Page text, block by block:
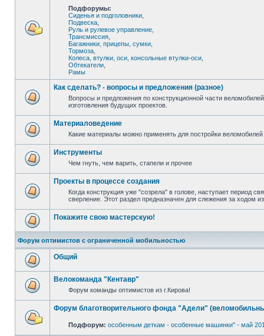
Подфорумы:
Сиденья и подголовники
Подвеска
Руль и рулевое управление
Трансмиссия
Багажники, прицепы, сумки
Тормоза
Колеса, втулки, оси, консольные втулки-оси
Обтекатели
Рамы
Как сделать? - вопросы и предложения (разное)
Вопросы и предложения по конструкционной части
изготовления будущих проектов.
Материаловедение
Какие материалы можно применять для постройки
Инструменты
Чем гнуть, чем варить, стапели и прочее
Проекты в процессе создания
Когда конструкция уже "созрела" в голове, наступает период
сверление. Этот раздел предназначен для слежения за ходом
Покажите свою мастерскую!
Форум оптимистов с ограниченной мобильностью
Общий
Велокоманда "Кентавр"
Форум команды оптимистов из г.Кирова!
Форум благотворительного фонда "Адели"
Подфорум: особенным деткам - особенные машинки" - май